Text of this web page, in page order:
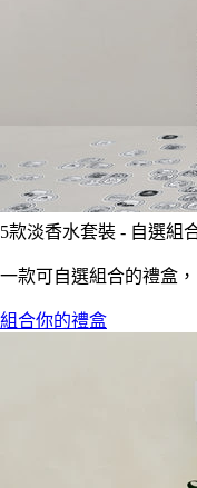
5款淡香水套裝 - 自選組
一款可自選組合的禮盒
組合你的禮盒